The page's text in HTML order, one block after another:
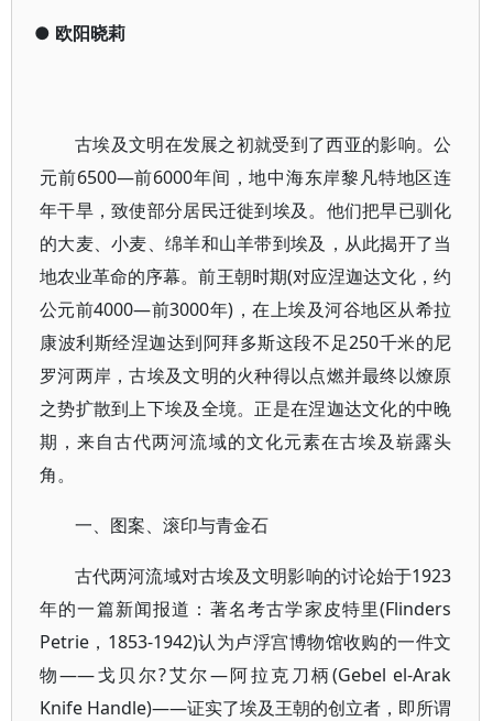
● 欧阳晓莉
古埃及文明在发展之初就受到了西亚的影响。公
元前6500—前6000年间，地中海东岸黎凡特地区连
年干旱，致使部分居民迁徙到埃及。他们把早已驯化
的大麦、小麦、绵羊和山羊带到埃及，从此揭开了当
地农业革命的序幕。前王朝时期(对应涅迦达文化，约
公元前4000—前3000年)，在上埃及河谷地区从希拉
康波利斯经涅迦达到阿拜多斯这段不足250千米的尼
罗河两岸，古埃及文明的火种得以点燃并最终以燎原
之势扩散到上下埃及全境。正是在涅迦达文化的中晚
期，来自古代两河流域的文化元素在古埃及崭露头
角。
一、图案、滚印与青金石
古代两河流域对古埃及文明影响的讨论始于1923
年的一篇新闻报道：著名考古学家皮特里(Flinders
Petrie，1853-1942)认为卢浮宫博物馆收购的一件文
物——戈贝尔?艾尔—阿拉克刀柄(Gebel el-Arak
Knife Handle)——证实了埃及王朝的创立者，即所谓